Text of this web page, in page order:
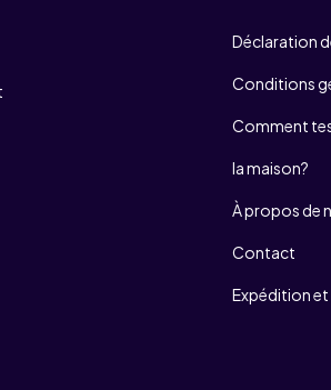
Déclaration
Conditions
Comment
la maison?
À propos de
Contact
Expédition et